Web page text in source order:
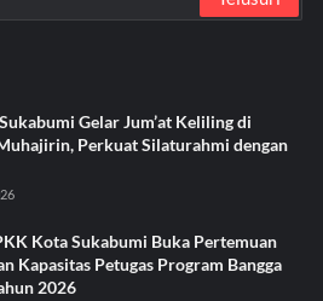
Gelar Jum’at Keliling di
Perkuat Silaturahmi dengan
Kota Sukabumi Buka Pertemuan
Kapasitas Petugas Program Bangga
2026